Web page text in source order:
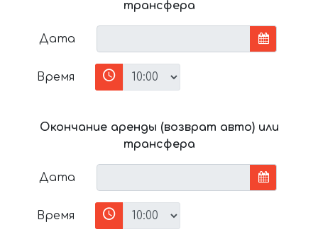
трансфера
Дата
Время
Окончание аренды (возврат авто) или
трансфера
Дата
Время